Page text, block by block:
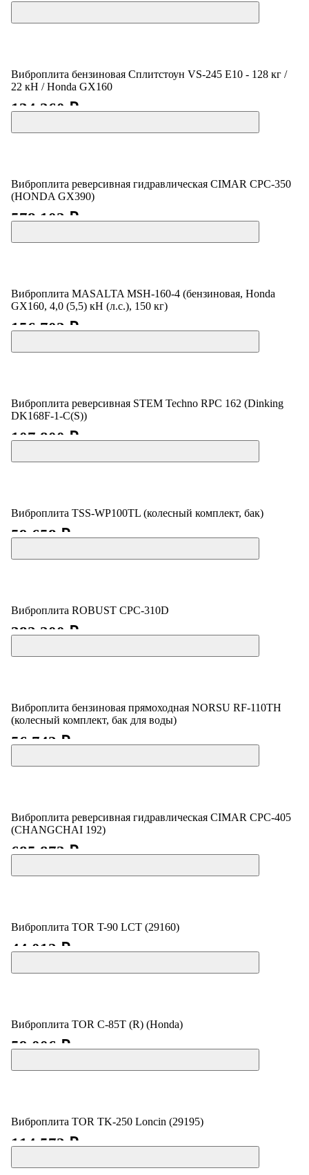
Виброплита бензиновая Сплитстоун VS-245 E10 - 128 кг /
22 кН / Honda GX160
134 260 ₽
Виброплита реверсивная гидравлическая CIMAR CPC-350
(HONDA GX390)
578 102 ₽
Виброплита MASALTA MSH-160-4 (бензиновая, Honda
GX160, 4,0 (5,5) кН (л.с.), 150 кг)
156 702 ₽
Виброплита реверсивная STEM Techno RPC 162 (Dinking
DK168F-1-C(S))
107 800 ₽
Виброплита TSS-WP100TL (колесный комплект, бак)
59 658 ₽
Виброплита ROBUST CPC-310D
382 200 ₽
Виброплита бензиновая прямоходная NORSU RF-110TH
(колесный комплект, бак для воды)
56 742 ₽
Виброплита реверсивная гидравлическая CIMAR CPC-405
(CHANGCHAI 192)
685 873 ₽
Виброплита TOR T-90 LCT (29160)
44 012 ₽
Виброплита TOR C-85T (R) (Honda)
59 006 ₽
Виброплита TOR TK-250 Loncin (29195)
114 572 ₽